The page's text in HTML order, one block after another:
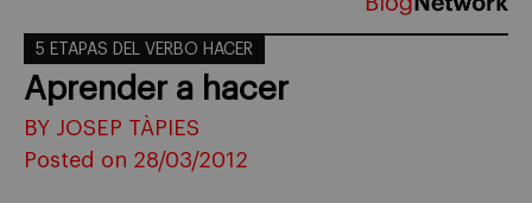
5 ETAPAS DEL VERBO HACER
Aprender a hacer
BY JOSEP TÀPIES
Posted on 28/03/2012